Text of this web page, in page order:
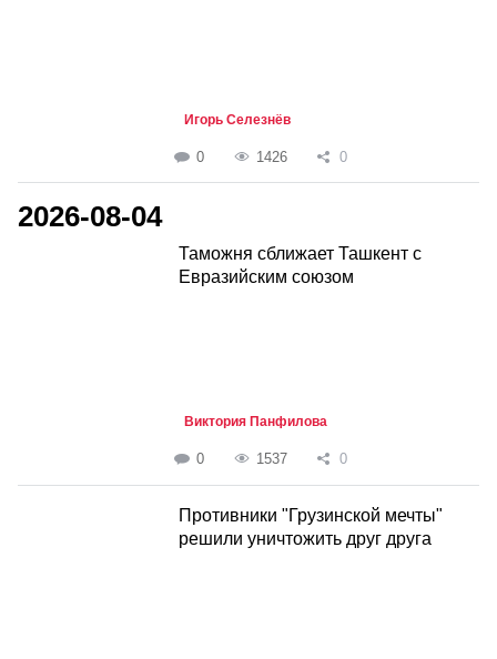
Игорь Селезнёв
0 1426 0
2026-08-04
Таможня сближает Ташкент с
Евразийским союзом
Виктория Панфилова
0 1537 0
Противники "Грузинской мечты"
решили уничтожить друг друга